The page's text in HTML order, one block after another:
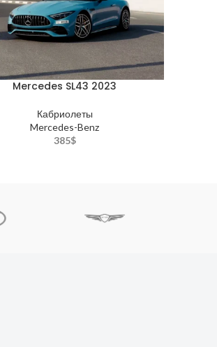
Mercedes SL43 2023
Кабриолеты
Mercedes-Benz
385$